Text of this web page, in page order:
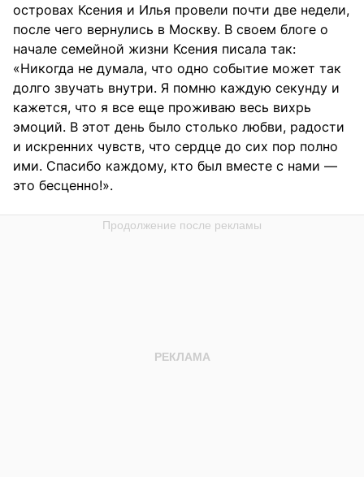
островах Ксения и Илья провели почти две недели,
после чего вернулись в Москву. В своем блоге о
начале семейной жизни Ксения писала так:
«Никогда не думала, что одно событие может так
долго звучать внутри. Я помню каждую секунду и
кажется, что я все еще проживаю весь вихрь
эмоций. В этот день было столько любви, радости
и искренних чувств, что сердце до сих пор полно
ими. Спасибо каждому, кто был вместе с нами —
это бесценно!».